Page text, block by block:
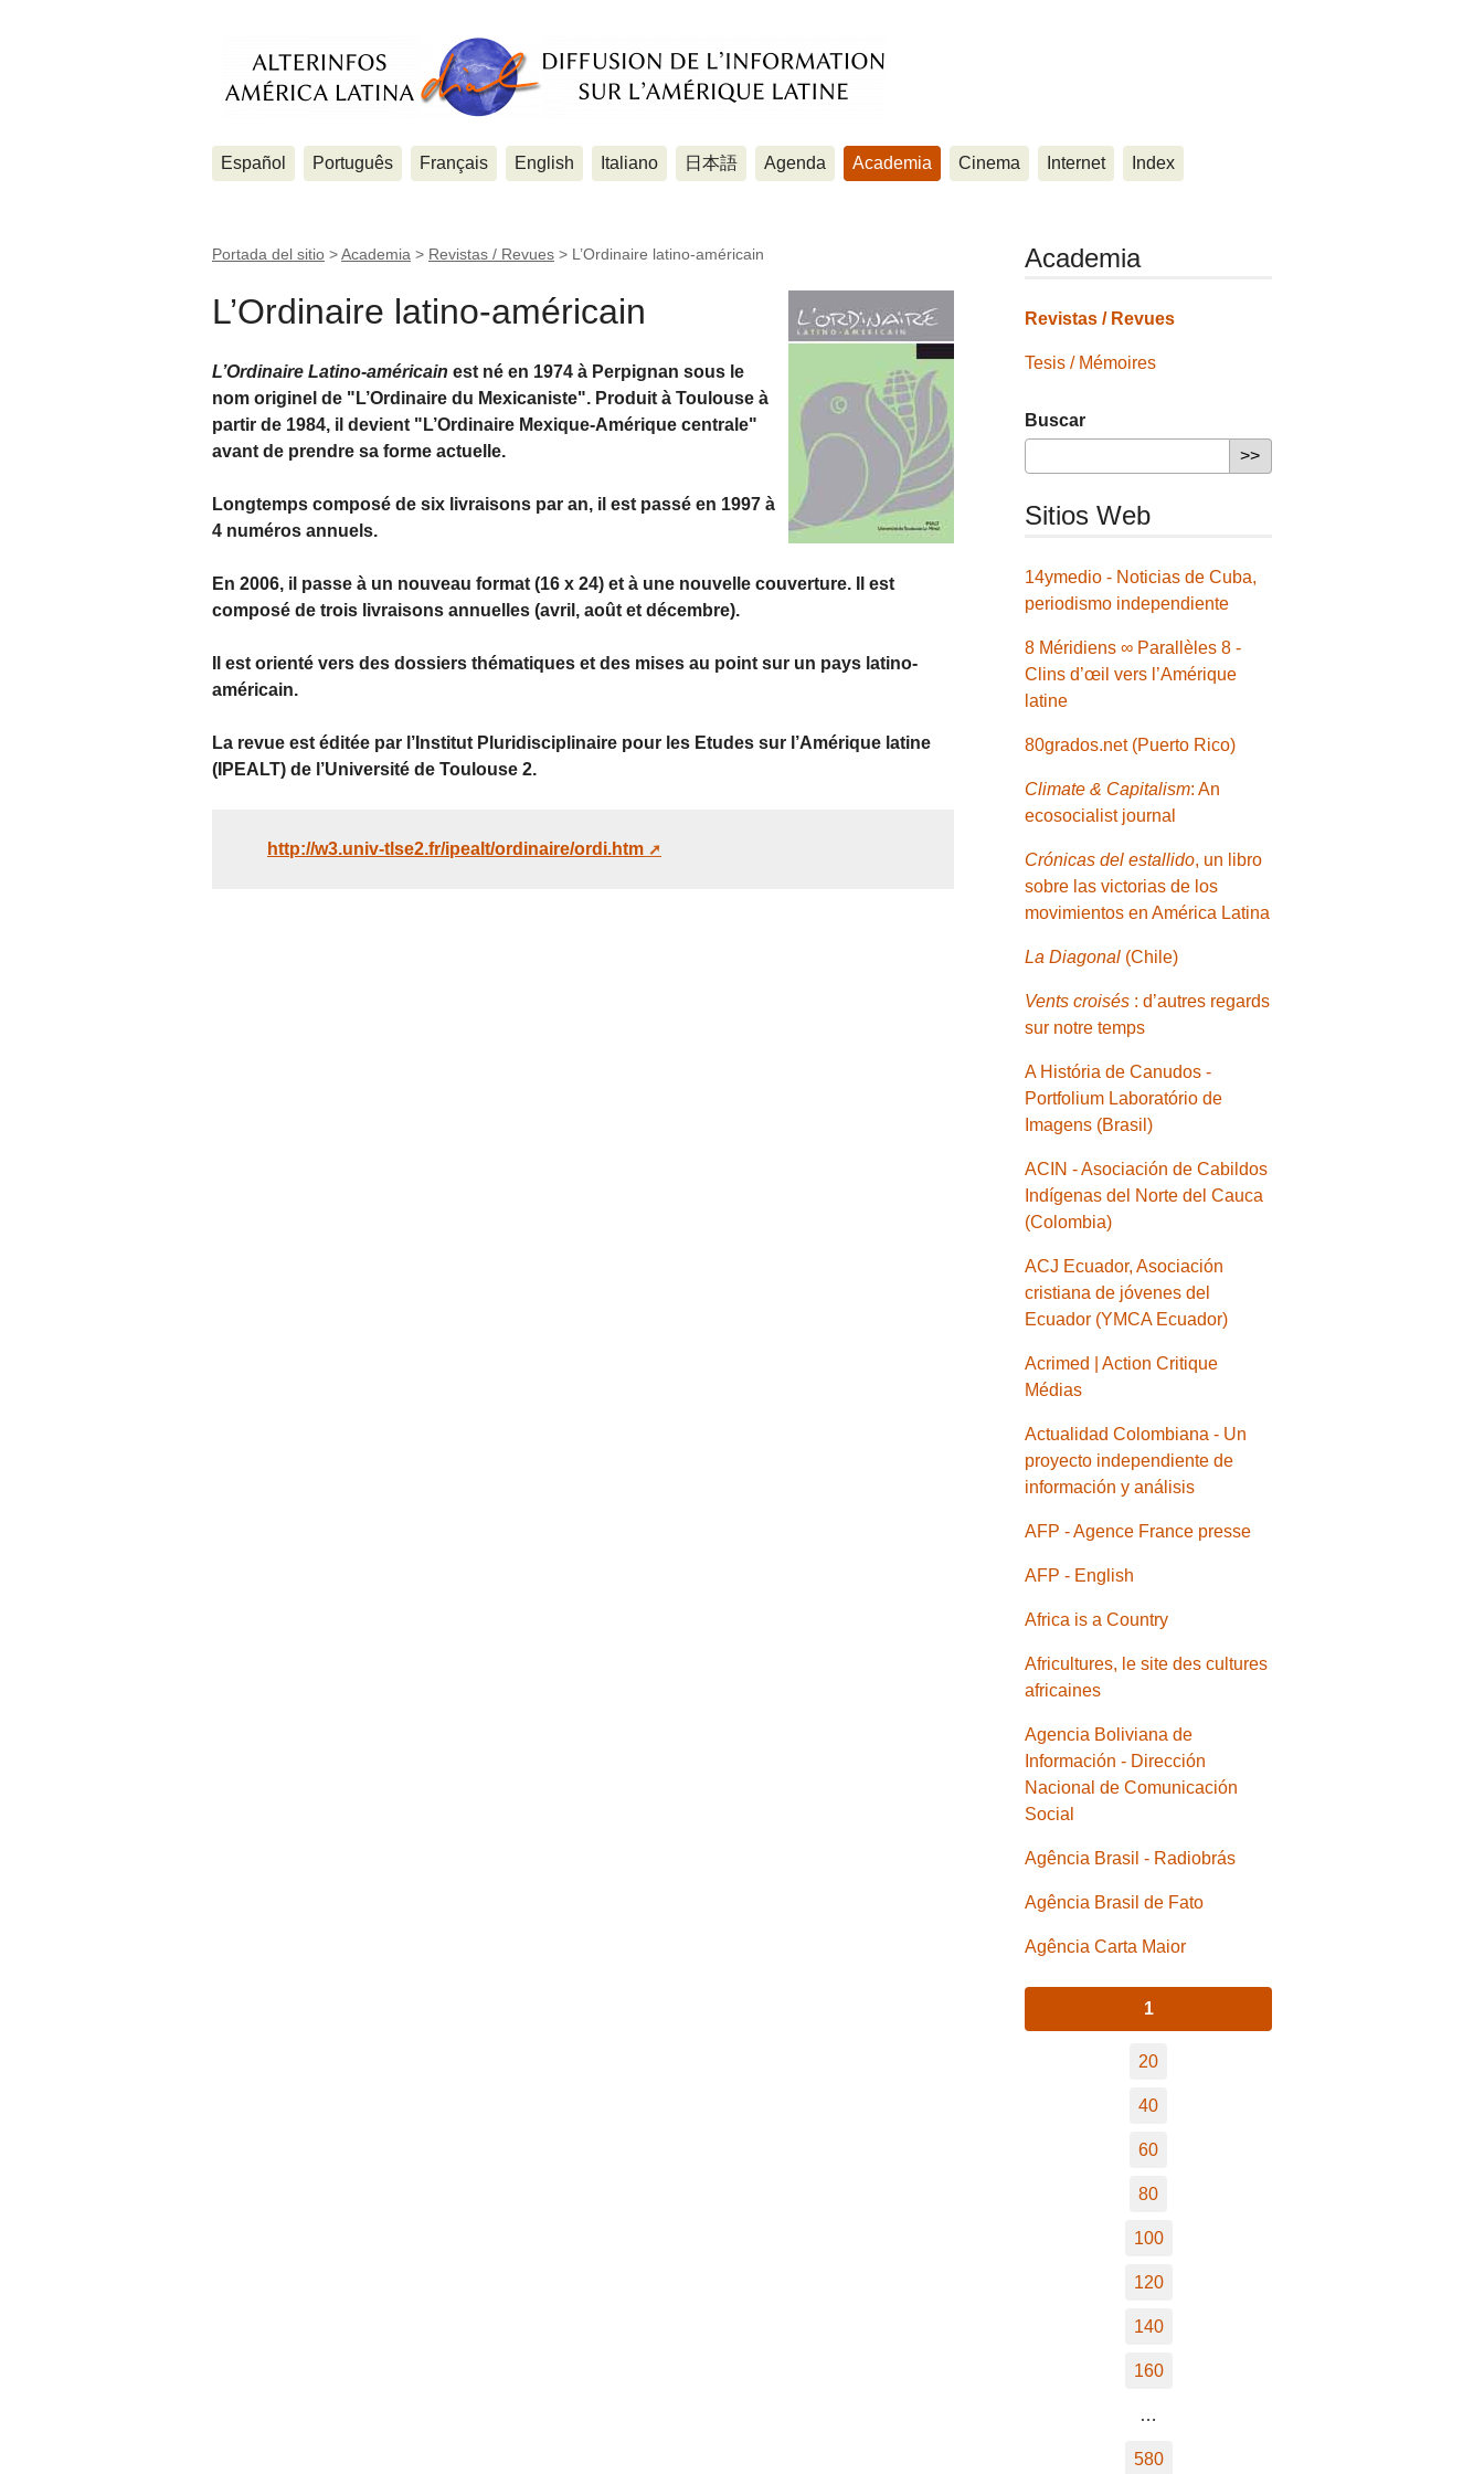
Español Português Français English Italiano 日本語 Agenda Academia Cinema Internet Index
Portada del sitio >Academia > Revistas / Revues > L’Ordinaire latino-américain
L’Ordinaire latino-américain
L’Ordinaire Latino-américain est né en 1974 à Perpignan sous le
nom originel de "L’Ordinaire du Mexicaniste". Produit à Toulouse à
partir de 1984, il devient "L’Ordinaire Mexique-Amérique centrale"
avant de prendre sa forme actuelle.
Longtemps composé de six livraisons par an, il est passé en 1997 à
4 numéros annuels.
En 2006, il passe à un nouveau format (16 x 24) et à une nouvelle couverture. Il est
composé de trois livraisons annuelles (avril, août et décembre).
Il est orienté vers des dossiers thématiques et des mises au point sur un pays latino-
américain.
La revue est éditée par l’Institut Pluridisciplinaire pour les Etudes sur l’Amérique latine
(IPEALT) de l’Université de Toulouse 2.
http://w3.univ-tlse2.fr/ipealt/ordinaire/ordi.htm
Academia
Revistas / Revues
Tesis / Mémoires
Buscar
Sitios Web
14ymedio - Noticias de Cuba,
periodismo independiente
8 Méridiens ∞ Parallèles 8 -
Clins d’œil vers l’Amérique
latine
80grados.net (Puerto Rico)
Climate & Capitalism: An
ecosocialist journal
Crónicas del estallido, un libro
sobre las victorias de los
movimientos en América Latina
La Diagonal (Chile)
Vents croisés : d’autres regards
sur notre temps
A História de Canudos -
Portfolium Laboratório de
Imagens (Brasil)
ACIN - Asociación de Cabildos
Indígenas del Norte del Cauca
(Colombia)
ACJ Ecuador, Asociación
cristiana de jóvenes del
Ecuador (YMCA Ecuador)
Acrimed | Action Critique
Médias
Actualidad Colombiana - Un
proyecto independiente de
información y análisis
AFP - Agence France presse
AFP - English
Africa is a Country
Africultures, le site des cultures
africaines
Agencia Boliviana de
Información - Dirección
Nacional de Comunicación
Social
Agência Brasil - Radiobrás
Agência Brasil de Fato
Agência Carta Maior
1
20
40
60
80
100
120
140
160
…
580